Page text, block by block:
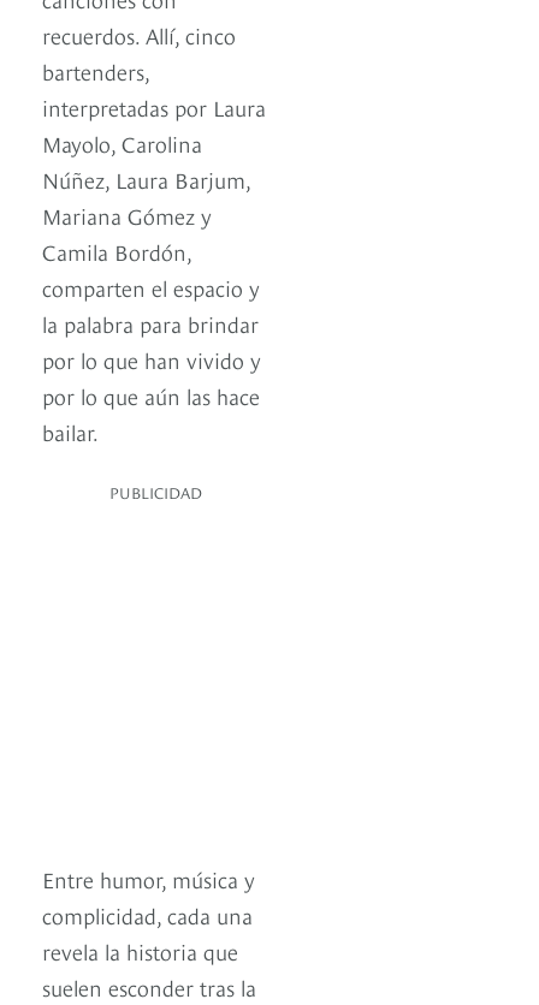
recuerdos. Allí, cinco
bartenders,
interpretadas por Laura
Mayolo, Carolina
Núñez, Laura Barjum,
Mariana Gómez y
Camila Bordón,
comparten el espacio y
la palabra para brindar
por lo que han vivido y
por lo que aún las hace
bailar.
PUBLICIDAD
Entre humor, música y
complicidad, cada una
revela la historia que
suelen esconder tras la